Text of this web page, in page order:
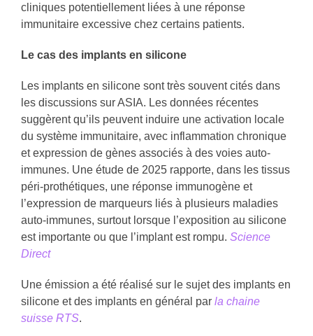
cliniques potentiellement liées à une réponse
immunitaire excessive chez certains patients.
Le cas des implants en silicone
Les implants en silicone sont très souvent cités dans
les discussions sur ASIA. Les données récentes
suggèrent qu’ils peuvent induire une activation locale
du système immunitaire, avec inflammation chronique
et expression de gènes associés à des voies auto-
immunes. Une étude de 2025 rapporte, dans les tissus
péri-prothétiques, une réponse immunogène et
l’expression de marqueurs liés à plusieurs maladies
auto-immunes, surtout lorsque l’exposition au silicone
est importante ou que l’implant est rompu. Science
Direct
Une émission a été réalisé sur le sujet des implants en
silicone et des implants en général par la chaine
suisse RTS.